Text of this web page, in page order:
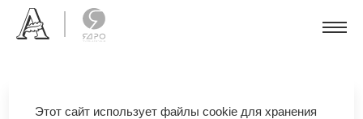
Этот сайт использует файлы cookie для хранения